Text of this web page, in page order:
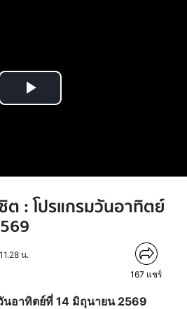
Play
: โปรแกรมวันอาทิตย์
น.
167 แชร์
นอาทิตย์ที่ 14 มิถุนายน 2569